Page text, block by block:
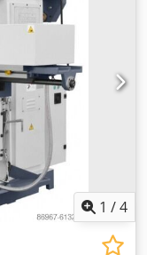
mm Brzina
posmaka stola
8 kW Težina
2,3 x 2,0 x 1,850 m
je visokokvalitetni
stroj, projektiran
u
kao i za izradu
1 /4